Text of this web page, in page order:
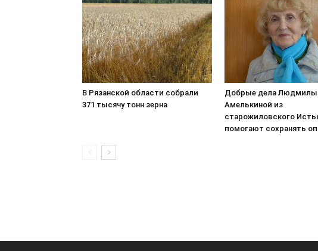
В Рязанской области собрали
371 тысячу тонн зерна
Добрые дела Людмилы
Амелькиной из
старожиловского
помогают сохранять